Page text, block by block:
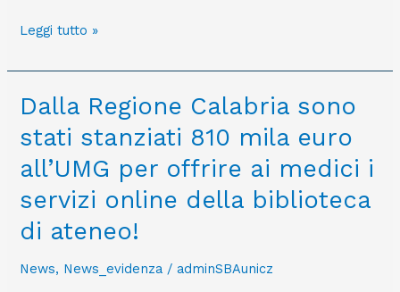
Leggi tutto »
Dalla Regione Calabria sono
stati stanziati 810 mila euro
all’UMG per offrire ai medici i
servizi online della biblioteca
di ateneo!
News, News_evidenza / adminSBAunicz
Dalla
Calabria
sono
stanziati
810
mila
euro